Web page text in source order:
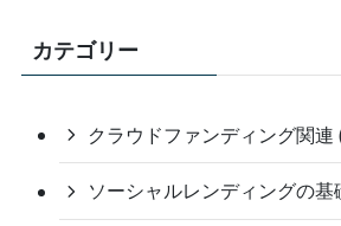
カテゴリー
クラウドファンディング関連
ソーシャルレンディングの基